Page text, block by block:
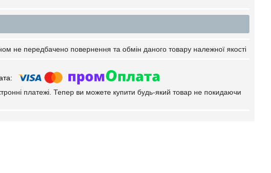
не передбачено повернення та обмін даного товару належної якості
платежі. Тепер ви можете купити будь-який товар не покидаючи